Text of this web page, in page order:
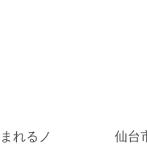
れるノ
仙台